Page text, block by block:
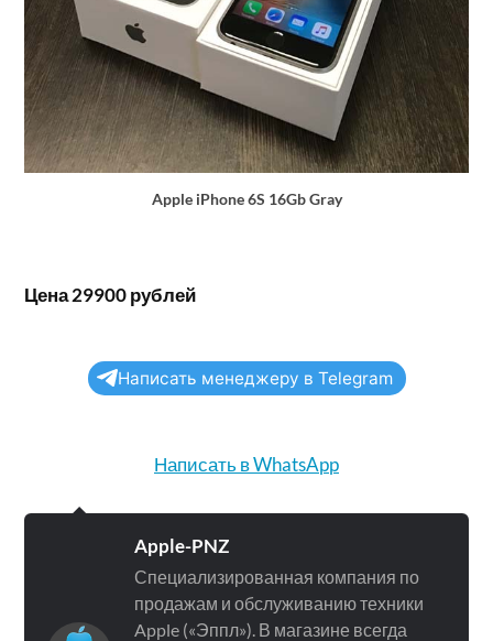
Apple iPhone 6S 16Gb Gray
Цена 29900 рублей
Написать менеджеру в Telegram
Написать в WhatsApp
Apple-PNZ
Специализированная компания по
продажам и обслуживанию техники
Apple («Эппл»). В магазине всегда